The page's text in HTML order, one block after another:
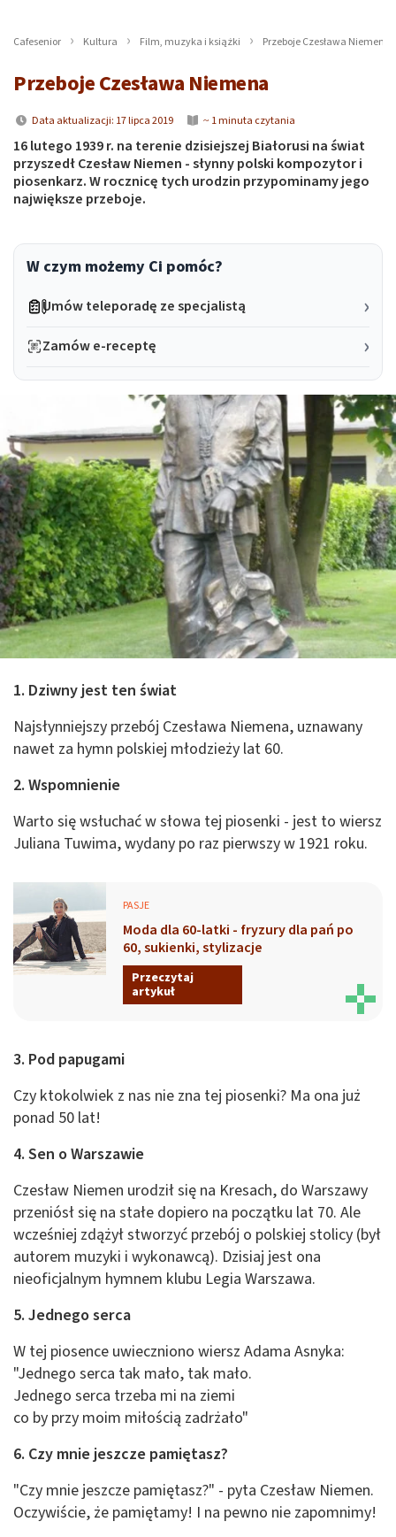
Cafesenior Kultura Film, muzyka i książki Przeboje Czesława Niemena
Przeboje Czesława Niemena
Data aktualizacji: 17 lipca 2019 ~ 1 minuta czytania
16 lutego 1939 r. na terenie dzisiejszej Białorusi na świat
przyszedł Czesław Niemen - słynny polski kompozytor i
piosenkarz. W rocznicę tych urodzin przypominamy jego
największe przeboje.
W czym możemy Ci pomóc?
Umów teleporadę ze specjalistą
Zamów e-receptę
1. Dziwny jest ten świat
Najsłynniejszy przebój Czesława Niemena, uznawany
nawet za hymn polskiej młodzieży lat 60.
2. Wspomnienie
Warto się wsłuchać w słowa tej piosenki - jest to wiersz
Juliana Tuwima, wydany po raz pierwszy w 1921 roku.
PASJE
Moda dla 60-latki - fryzury dla pań po
60, sukienki, stylizacje
Przeczytaj
artykuł
3. Pod papugami
Czy ktokolwiek z nas nie zna tej piosenki? Ma ona już
ponad 50 lat!
4. Sen o Warszawie
Czesław Niemen urodził się na Kresach, do Warszawy
przeniósł się na stałe dopiero na początku lat 70. Ale
wcześniej zdążył stworzyć przebój o polskiej stolicy (był
autorem muzyki i wykonawcą). Dzisiaj jest ona
nieoficjalnym hymnem klubu Legia Warszawa.
5. Jednego serca
W tej piosence uwieczniono wiersz Adama Asnyka:
"Jednego serca tak mało, tak mało.
Jednego serca trzeba mi na ziemi
co by przy moim miłością zadrżało"
6. Czy mnie jeszcze pamiętasz?
"Czy mnie jeszcze pamiętasz?" - pyta Czesław Niemen.
Oczywiście, że pamiętamy! I na pewno nie zapomnimy!